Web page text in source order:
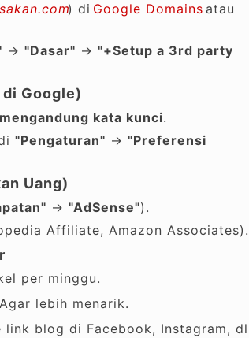
) diGoogle Domainsatau
→ "Dasar" → "+Setup a 3rd party
di Google)
kata kunci.
"Pengaturan" → "Preferensi
Uang)
→ "AdSense").
Affiliate, Amazon Associates).
per minggu.
lebih menarik.
link blog di Facebook, Instagram,